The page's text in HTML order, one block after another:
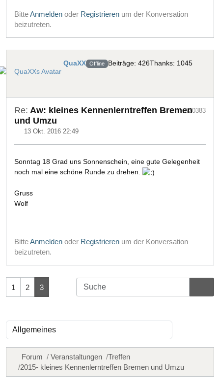
BitteAnmelden oder Registrieren um der Konversation
beizutreten.
QuaXX Offline Beiträge: 426Thanks: 1045
Re: Aw: kleines Kennenlerntreffen Bremen
und Umzu
13 Okt. 2016 22:49
#20383
Sonntag 18 Grad uns Sonnenschein, eine gute Gelegenheit
noch mal eine schöne Runde zu drehen.
Gruss
Wolf
BitteAnmelden oder Registrieren um der Konversation
beizutreten.
1 2 3
Forum Veranstaltungen
Treffen
2015- kleines Kennenlerntreffen Bremen und Umzu